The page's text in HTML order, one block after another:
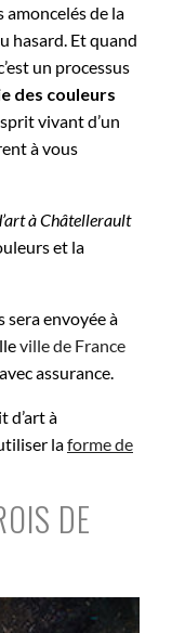
amoncelés de la
hasard. Et quand
un processus
des couleurs
vivant d’un
à vous
àChâtellerault
et la
sera envoyée à
ville de France
assurance.
d’art à
laforme de
DE